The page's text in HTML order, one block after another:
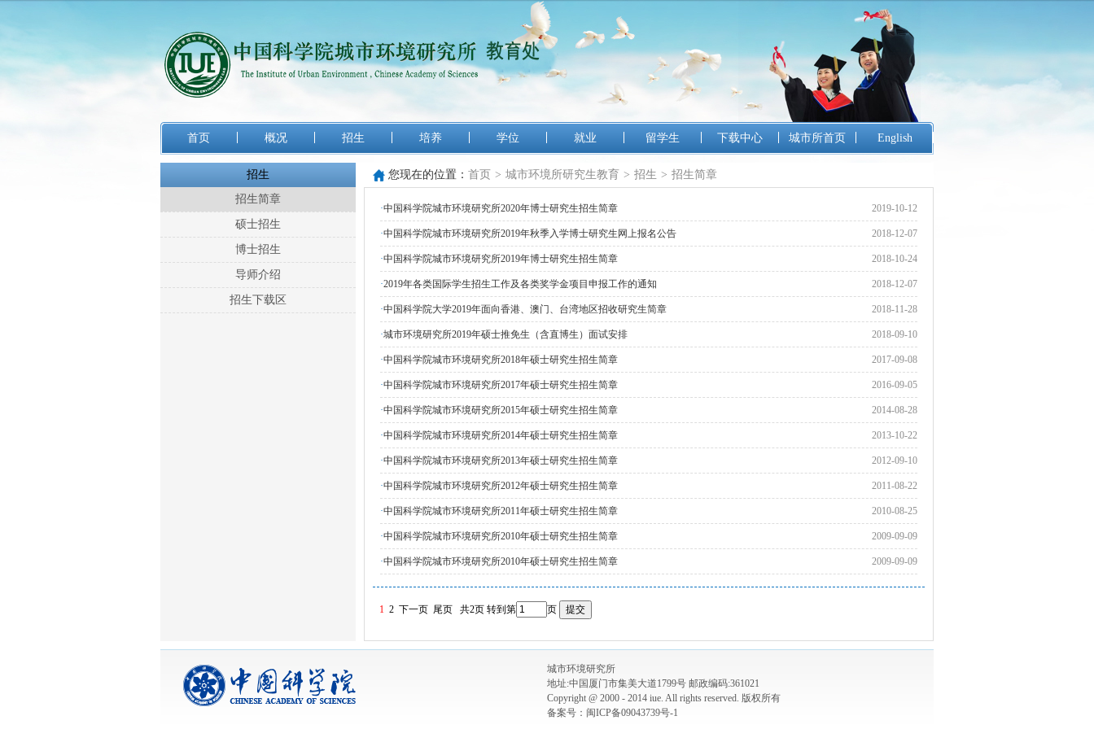
首页 概况 招生 培养 学位 就业 留学生 下载中心 城市所首页 English
招生
招生简章
硕士招生
博士招生
导师介绍
招生下载区
您现在的位置： 首页 > 城市环境所研究生教育 > 招生 > 招生简章
2019-10-12
·中国科学院城市环境研究所2020年博士研究生招生简章
2018-12-07
·中国科学院城市环境研究所2019年秋季入学博士研究生网上报名公告
2018-10-24
·中国科学院城市环境研究所2019年博士研究生招生简章
2018-12-07
·2019年各类国际学生招生工作及各类奖学金项目申报工作的通知
2018-11-28
·中国科学院大学2019年面向香港、澳门、台湾地区招收研究生简章
2018-09-10
·城市环境研究所2019年硕士推免生（含直博生）面试安排
2017-09-08
·中国科学院城市环境研究所2018年硕士研究生招生简章
2016-09-05
·中国科学院城市环境研究所2017年硕士研究生招生简章
2014-08-28
·中国科学院城市环境研究所2015年硕士研究生招生简章
2013-10-22
·中国科学院城市环境研究所2014年硕士研究生招生简章
2012-09-10
·中国科学院城市环境研究所2013年硕士研究生招生简章
2011-08-22
·中国科学院城市环境研究所2012年硕士研究生招生简章
2010-08-25
·中国科学院城市环境研究所2011年硕士研究生招生简章
2009-09-09
·中国科学院城市环境研究所2010年硕士研究生招生简章
2009-09-09
·中国科学院城市环境研究所2010年硕士研究生招生简章
1 2 下一页 尾页 共2页 转到第 页
城市环境研究所
地址:中国厦门市集美大道1799号 邮政编码:361021
Copyright @ 2000 - 2014 iue. All rights reserved. 版权所有
备案号：闽ICP备09043739号-1